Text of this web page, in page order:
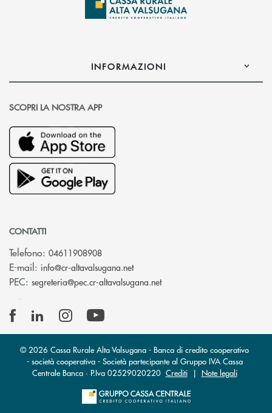
INFORMAZIONI
SCOPRI LA NOSTRA APP
CONTATTI
Telefono: 04611908908
E-mail: info@cr-altavalsugana.net(si apre l’app di posta
PEC: segreteria@pec.cr-altavalsugana.net(si apre l’app di posta
© 2026 Cassa Rurale Alta Valsugana - Banca di credito cooperativo
- società cooperativa - Società partecipante al Gruppo IVA Cassa
Centrale Banca · P.Iva 02529020220 Crediti| Note legali